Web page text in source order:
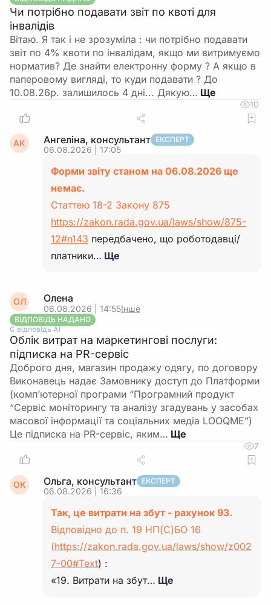
Чи потрібно подавати звіт по квоті для
інвалідів
Вітаю. Я так і не зрозуміла : чи потрібно подавати
звіт по 4% квоти по інвалідам, якщо ми витримуємо
норматив? Де знайти електронну форму ? А якщо в
паперовому вигляді, то куди подавати ? До
10.08.26р. залишилось 4 дні... Дякую…
10
АК Ангеліна, консультант ЕКСПЕРТ
06.08.2026 | 17:05
Форми звіту станом на 06.08.2026 ще
немає.
Статтею 18-2 Закону 875
https://zakon.rada.gov.ua/laws/show/875-
12#n143 передбачено, що роботодавці/
платники… Ще
ОЛ Олена
06.08.2026 | 14:55Інше
ВІДПОВІДЬ НАДАНО
Є відповідь АІ
Облік витрат на маркетингові послуги:
підписка на PR-сервіс
Доброго дня, магазин продажу одягу, по договору
Виконавець надає Замовнику доступ до Платформи
(комп’ютерної програми “Програмний продукт
“Сервіс моніторингу та аналізу згадувань у засобах
масової інформації та соціальних медіа LOOQME”)
Це підписка на PR-сервіс, яким…
7
ОК Ольга, консультант ЕКСПЕРТ
06.08.2026 | 16:36
Так, це витрати на збут - рахунок 93.
Відповідно до п. 19 НП(С)БО 16
(https://zakon.rada.gov.ua/laws/show/z002
7-00#Text) :
«19. Витрати на збут… Ще